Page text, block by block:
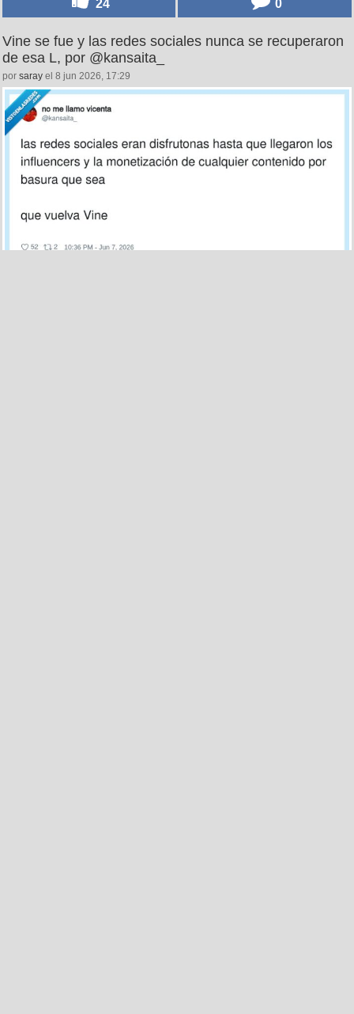
24 0
Vine se fue y las redes sociales nunca se recuperaron
de esa L, por @kansaita_
por saray el 8 jun 2026, 17:29